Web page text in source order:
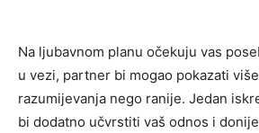
Na ljubavnom planu očekuju vas
u vezi, partner bi mogao pokazati
razumijevanja nego ranije. Jedan
bi dodatno učvrstiti vaš odnos i